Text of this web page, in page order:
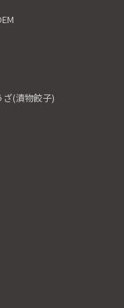
(漬物餃子)